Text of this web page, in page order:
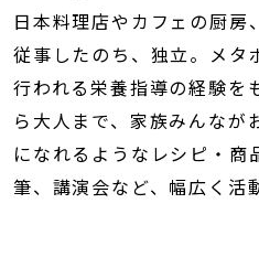
日本料理店やカフェの厨房
従事したのち、独立。メタ
行われる栄養指導の経験を
ら大人まで、家族みんなが
になれるようなレシピ・商
筆、講演会など、幅広く活